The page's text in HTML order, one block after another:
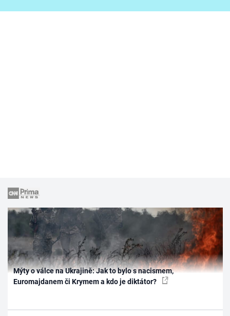
Mýty o válce na Ukrajině: Jak to bylo s nacismem,
Euromajdanem či Krymem a kdo je diktátor?